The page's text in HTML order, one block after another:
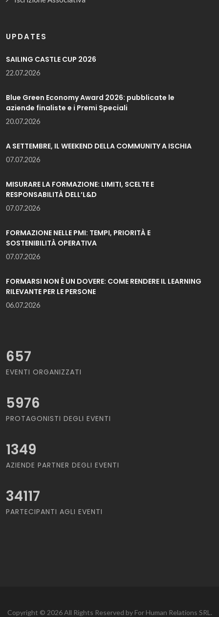
UPDATES
SAILING CASTLE CUP 2026
22.07.2026
Blue Green Economy Award 2026: pubblicate le
aziende finaliste e i Premi Speciali
20.07.2026
A SETTEMBRE, IL WEEKEND DELLA COMMUNITY A ISCHIA
07.07.2026
MISURARE LA FORMAZIONE: LIMITI, SCELTE E
RESPONSABILITÀ DELL’L&D
07.07.2026
FORMAZIONE NELLE PMI: TEMPI, PRIORITÀ E
SOSTENIBILITÀ OPERATIVA
07.07.2026
FORMARSI NON È UN DOVERE: COME RENDERE IL LEARNING
RILEVANTE PER LE PERSONE
06.07.2026
657
EVENTI ORGANIZZATI
5976
PROTAGONISTI DEGLI EVENTI
1349
AZIENDE PARTNER DEGLI EVENTI
34117
PARTECIPANTI AGLI EVENTI
Copyright © 2026 All Rights Reserved by For Human Relations SRL.